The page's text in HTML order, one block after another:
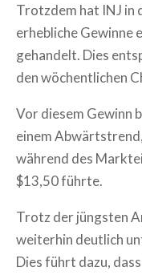
Trotzdem hat INJ in
erhebliche Gewinne
gehandelt. Dies
den wöchentlichen
Vor diesem Gewinn
einem
während des
$13,50 führte.
Trotz der jüngsten
weiterhin deutlich
Dies führt dazu,